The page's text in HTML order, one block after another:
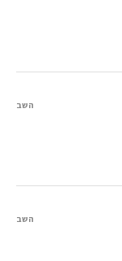
השב
השב